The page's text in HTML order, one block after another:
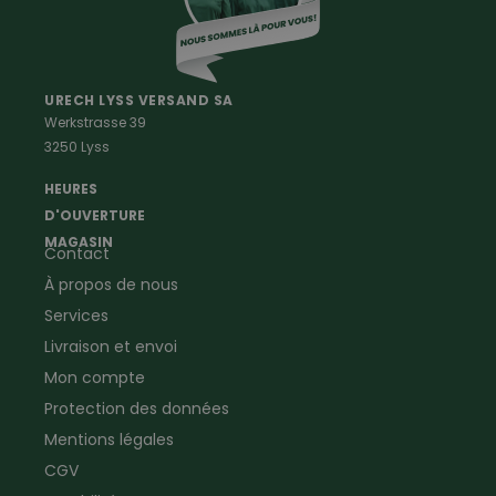
Vetements Outdoor Femmes
Vêtements de peintre
Vêtements de menuisier
Vêtements d'ouvrier
Ramoneur
Vêtements de signalisation
Jardinage
Plombier
Electricien
Vêtements d'entreprise
URECH LYSS VERSAND SA
Werkstrasse 39
3250 Lyss
HEURES
D'OUVERTURE
MAGASIN
Contact
À propos de nous
Services
Livraison et envoi
Mon compte
Protection des données
Mentions légales
CGV